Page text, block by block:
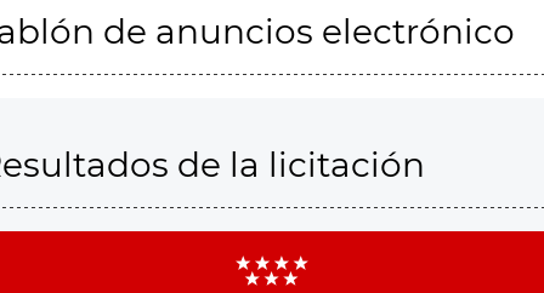
de anuncios electrónico
de la licitación